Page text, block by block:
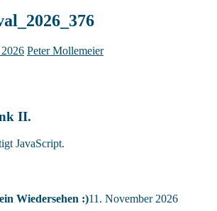
Peter Mollemeier
II.
JavaScript.
Wiedersehen :)11. November 2026